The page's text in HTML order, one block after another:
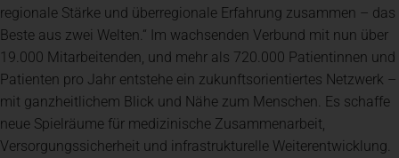
regionale Stärke und überregionale Erfahrung zusammen – das
Beste aus zwei Welten.“ Im wachsenden Verbund mit nun über
19.000 Mitarbeitenden, und mehr als 720.000 Patientinnen und
Patienten pro Jahr entstehe ein zukunftsorientiertes Netzwerk –
mit ganzheitlichem Blick und Nähe zum Menschen. Es schaffe
neue Spielräume für medizinische Zusammenarbeit,
Versorgungssicherheit und infrastrukturelle Weiterentwicklung.